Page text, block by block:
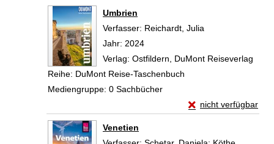
Umbrien
Verfasser: Reichardt, Julia
Jahr: 2024
Verlag: Ostfildern, DuMont Reiseverlag
Reihe: DuMont Reise-Taschenbuch
Mediengruppe: 0 Sachbücher
nicht verfügbar
Exemplar-Details
Venetien